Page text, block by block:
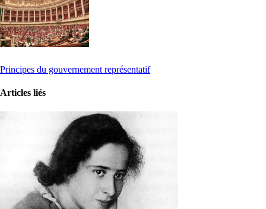
Principes du gouvernement représentatif
Articles liés